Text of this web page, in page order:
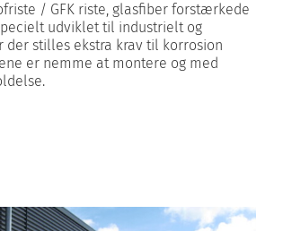
/ GFK riste, glasfiber forstærkede
udviklet til industrielt og
der stilles ekstra krav til korrosion
er nemme at montere og med